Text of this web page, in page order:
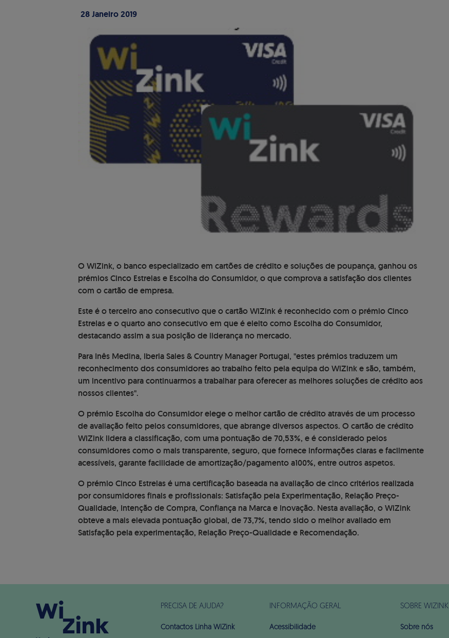
28 Janeiro 2019
O WiZink, o banco especializado em cartões de crédito e soluções de poupança, ganhou os
prémios Cinco Estrelas e Escolha do Consumidor, o que comprova a satisfação dos clientes
com o cartão de empresa.
Este é o terceiro ano consecutivo que o cartão WiZink é reconhecido com o prémio Cinco
Estrelas e o quarto ano consecutivo em que é eleito como Escolha do Consumidor,
destacando assim a sua posição de liderança no mercado.
Para Inês Medina, Iberia Sales & Country Manager Portugal, "estes prémios traduzem um
reconhecimento dos consumidores ao trabalho feito pela equipa do WiZink e são, também,
um incentivo para continuarmos a trabalhar para oferecer as melhores soluções de crédito aos
nossos clientes".
O prémio Escolha do Consumidor elege o melhor cartão de crédito através de um processo
de avaliação feito pelos consumidores, que abrange diversos aspectos. O cartão de crédito
WiZink lidera a classificação, com uma pontuação de 70,53%, e é considerado pelos
consumidores como o mais transparente, seguro, que fornece informações claras e facilmente
acessíveis, garante facilidade de amortização/pagamento a100%, entre outros aspetos.
O prémio Cinco Estrelas é uma certificação baseada na avaliação de cinco critérios realizada
por consumidores finais e profissionais: Satisfação pela Experimentação, Relação Preço-
Qualidade, Intenção de Compra, Confiança na Marca e Inovação. Nesta avaliação, o WiZink
obteve a mais elevada pontuação global, de 73,7%, tendo sido o melhor avaliado em
Satisfação pela experimentação, Relação Preço-Qualidade e Recomendação.
PRECISA DE AJUDA?
Contactos Linha WiZink
INFORMAÇÃO GERAL
Acessibilidade
SOBRE WIZINK
Sobre nós